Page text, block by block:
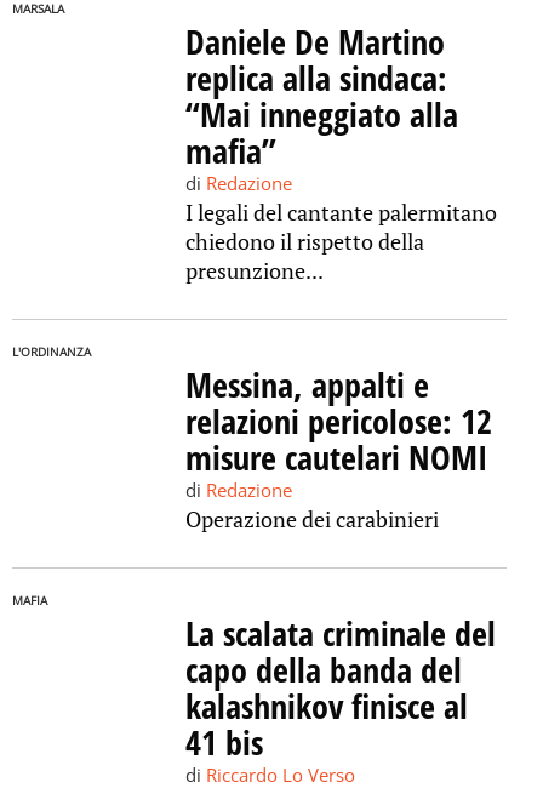
MARSALA
Daniele De Martino
replica alla sindaca:
“Mai inneggiato alla
mafia”
di Redazione
I legali del cantante palermitano
chiedono il rispetto della
presunzione...
L'ORDINANZA
Messina, appalti e
relazioni pericolose: 12
misure cautelari NOMI
di Redazione
Operazione dei carabinieri
MAFIA
La scalata criminale del
capo della banda del
kalashnikov finisce al
41 bis
di Riccardo Lo Verso